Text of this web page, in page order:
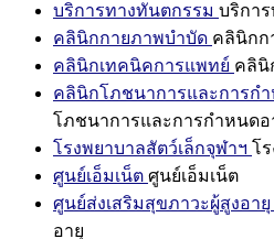
บริการทางทันตกรรม บริกา
คลินิกกายภาพบำบัด คลินิกก
คลินิกเทคนิคการแพทย์ คลินิ
คลินิกโภชนาการและการก
โภชนาการและการกำหนดอ
โรงพยาบาลสัตว์เล็กจุฬาฯ โ
ศูนย์เอ็มเน็ต ศูนย์เอ็มเน็ต
ศูนย์ส่งเสริมสุขภาวะผู้สูงอายุ
อายุ